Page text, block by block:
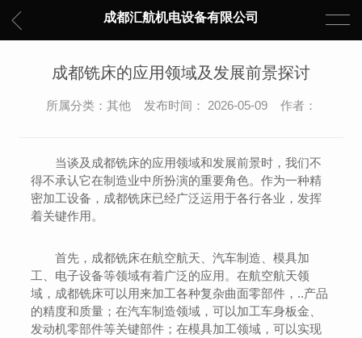
成都汇航机电设备有限公司
成都铣床的应用领域及发展前景探讨
所属分类：其他 发布时间： 2026-05-09 作者：
当谈及成都铣床的应用领域和发展前景时，我们不
得不承认它在制造业中所扮演的重要角色。作为一种精
密加工设备，成都铣床已经广泛运用于各行各业，发挥
着关键作用。
首先，成都铣床在航空航天、汽车制造、模具加
工、电子设备等领域有着广泛的应用。在航空航天领
域，成都铣床可以用来加工各种复杂曲面零部件，..产品
的精度和质量；在汽车制造领域，可以加工车身板金、
发动机零部件等关键部件；在模具加工领域，可以实现